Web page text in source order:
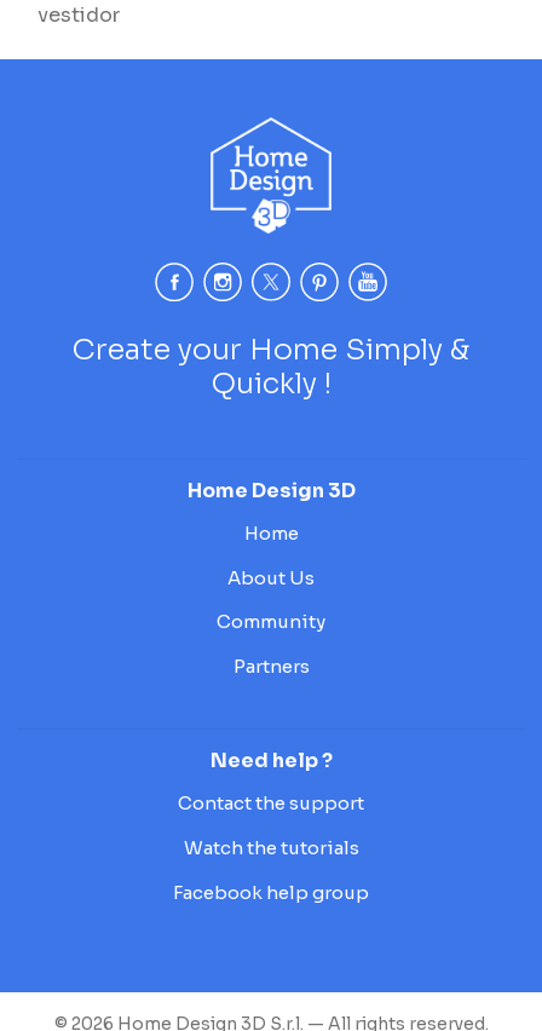
vestidor
Create your Home Simply &
Quickly !
Home Design 3D
Home
About Us
Community
Partners
Need help ?
Contact the support
Watch the tutorials
Facebook help group
© 2026 Home Design 3D S.r.l. — All rights reserved.